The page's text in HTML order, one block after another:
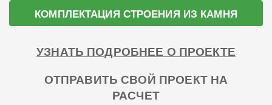
КОМПЛЕКТАЦИЯ СТРОЕНИЯ ИЗ КАМНЯ
УЗНАТЬ ПОДРОБНЕЕ О ПРОЕКТЕ
ОТПРАВИТЬ СВОЙ ПРОЕКТ НА
РАСЧЕТ